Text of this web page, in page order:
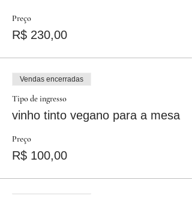
Preço
R$ 230,00
Vendas encerradas
Tipo de ingresso
vinho tinto vegano para a mesa
Preço
R$ 100,00